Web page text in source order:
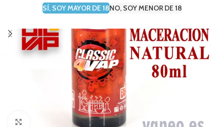
SÍ, SOY MAYOR DE 18NO, SOY MENOR DE 18
Haga Click para agrandar